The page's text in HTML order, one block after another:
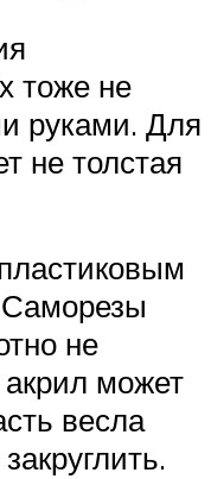
тоже не
руками. Для
не толстая
не
акрил может
весла